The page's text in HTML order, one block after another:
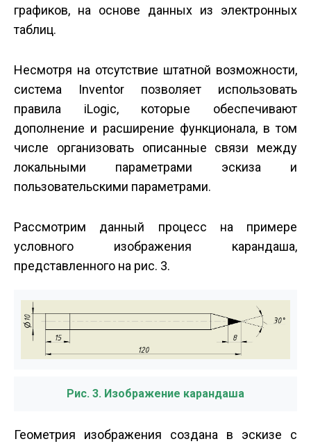
графиков, на основе данных из электронных
таблиц.
Несмотря на отсутствие штатной возможности,
система Inventor позволяет использовать
правила iLogic, которые обеспечивают
дополнение и расширение функционала, в том
числе организовать описанные связи между
локальными параметрами эскиза и
пользовательскими параметрами.
Рассмотрим данный процесс на примере
условного изображения карандаша,
представленного на рис. 3.
Рис. 3. Изображение карандаша
Геометрия изображения создана в эскизе с